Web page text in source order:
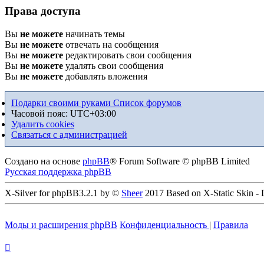
Права доступа
Вы не можете начинать темы
Вы не можете отвечать на сообщения
Вы не можете редактировать свои сообщения
Вы не можете удалять свои сообщения
Вы не можете добавлять вложения
Подарки своими руками Список форумов
Часовой пояс: UTC+03:00
Удалить cookies
Связаться с администрацией
Создано на основе phpBB® Forum Software © phpBB Limited
Русская поддержка phpBB
X-Silver for phpBB3.2.1 by © Sheer2017 Based on X-Static Skin
Моды и расширения phpBB Конфиденциальность | Правила